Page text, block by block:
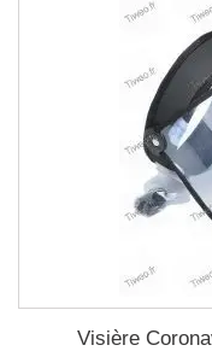
Visière